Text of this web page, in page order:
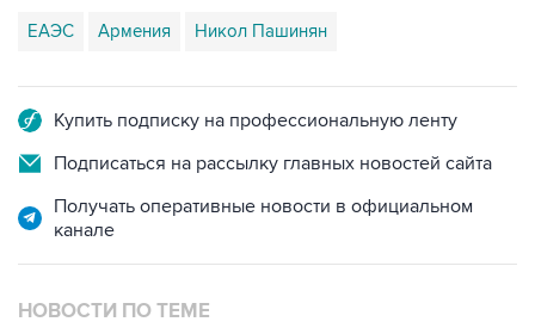
ЕАЭС Армения Никол Пашинян
Купить подписку на профессиональную ленту
Подписаться на рассылку главных новостей сайта
Получать оперативные новости в официальном
канале
НОВОСТИ ПО ТЕМЕ